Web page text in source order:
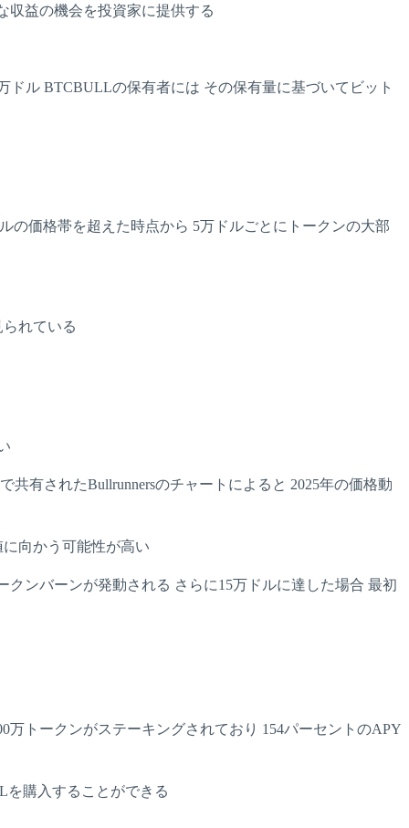
収益の機会を投資家に提供する
ル BTCBULLの保有者には その保有量に基づいてビット
の価格帯を超えた時点から 5万ドルごとにトークンの大部
れている
有されたBullrunnersのチャートによると 2025年の価格動
向かう可能性が高い
クンバーンが発動される さらに15万ドルに達した場合 最初
トークンがステーキングされており 154パーセントのAPY
を購入することができる